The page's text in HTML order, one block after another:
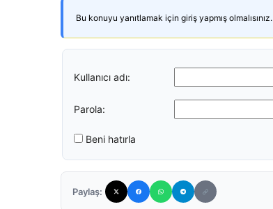
Bu konuyu yanıtlamak için giriş yapmış olmalısınız.
Kullanıcı adı:
Parola:
Beni hatırla
Paylaş: